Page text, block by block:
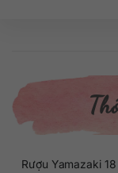
Rượu Yamazaki